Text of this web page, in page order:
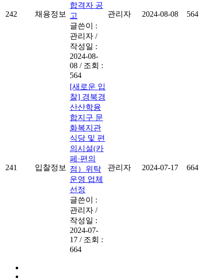
242 채용정보
합격자 공
고
글쓴이 :
관리자 /
작성일 :
2024-08-
08 / 조회 :
564
관리자 2024-08-08 564
241 입찰정보
[새로운 입
찰] 경북경
산산학융
합지구 문
화복지관
식당 및 편
의시설(카
페·편의
점）위탁
운영 업체
선정
글쓴이 :
관리자 /
작성일 :
2024-07-
17 / 조회 :
664
관리자 2024-07-17 664